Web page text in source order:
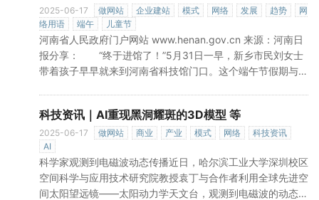
2025-06-17 做网站 企业建站 模式 网络 发展 趋势
网
络用语
端午 儿童节
河南省人民政府门户网站 www.henan.gov.cn 来源：河南日
报分享： “终于进馆了！”5月31日一早，新乡市民刘女士
带着孩子早早就来到河南省科技馆门口。这个端午节假期与儿
去预约，总算抢到了假期的门票。” 没有博物馆内历史悠
久的宝贵文物，没有游乐场里惊险刺激的娱乐设施，为何越来
越多科技馆成为“网红”打卡地？为何越来越多孩子爱上科技
馆？ 科技馆不仅是一个城市的标志性建筑，更是承载一
»
科技资讯｜AI重现黑洞耀斑的3D模型 等
2025-06-17 做网站 商业 产业 模式 网络
科技资讯
AI
科学家观测到电磁波动态传播近日，哈尔滨工业大学深圳校区
空间科学与应用技术研究院教授袁丁与合作者利用全球先进空
间太阳望远镜——太阳动力学天文台，观测到电磁波的动态传